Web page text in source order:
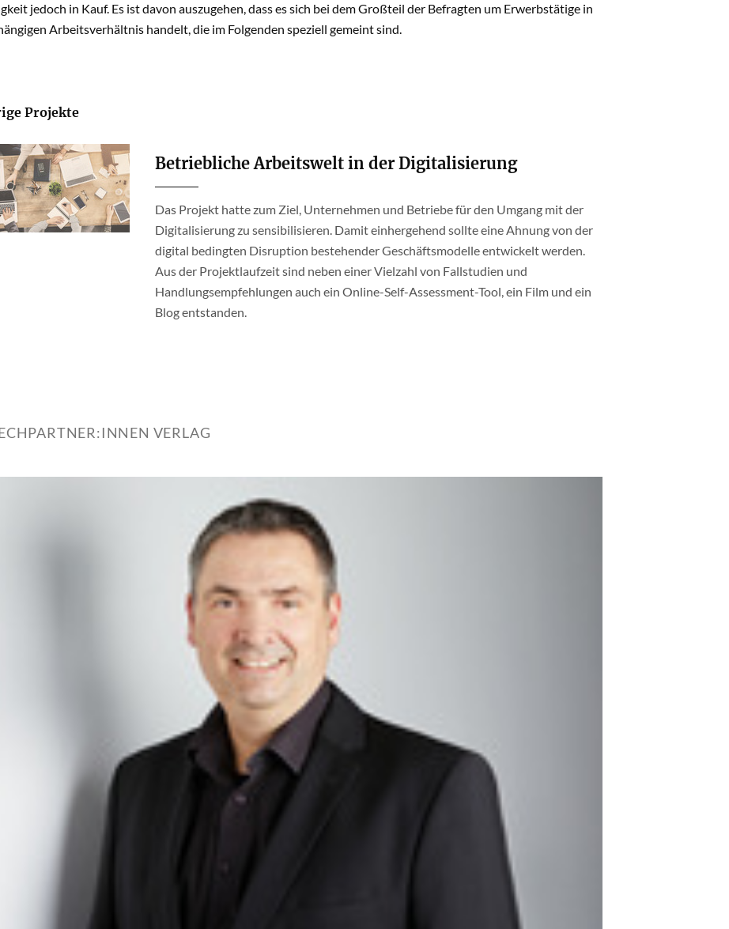
jedoch in Kauf. Es ist davon auszugehen, dass es sich bei dem Großteil der Befragten um Erwerbstätige in
Arbeitsverhältnis handelt, die im Folgenden speziell gemeint sind.
Projekte
Betriebliche Arbeitswelt in der Digitalisierung
Das Projekt hatte zum Ziel, Unternehmen und Betriebe für den Umgang mit der
Digitalisierung zu sensibilisieren. Damit einhergehend sollte eine Ahnung von der
digital bedingten Disruption bestehender Geschäftsmodelle entwickelt werden.
Aus der Projektlaufzeit sind neben einer Vielzahl von Fallstudien und
Handlungsempfehlungen auch ein Online-Self-Assessment-Tool, ein Film und ein
Blog entstanden.
VERLAG